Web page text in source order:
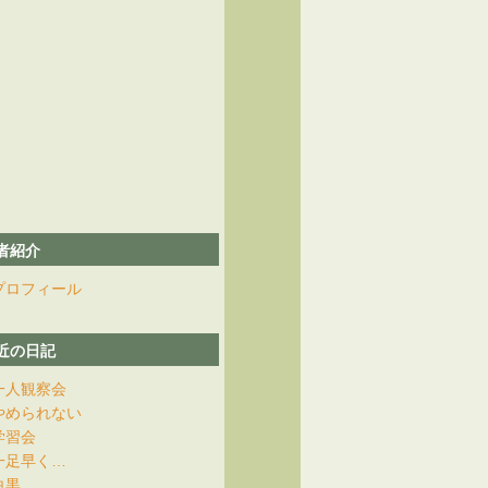
紹介
ロフィール
の日記
人観察会
められない
習会
足早く…